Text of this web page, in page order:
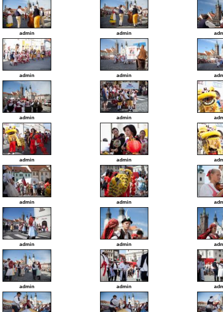
admin admin
admin admin
admin admin
admin admin
admin admin
admin admin
admin admin